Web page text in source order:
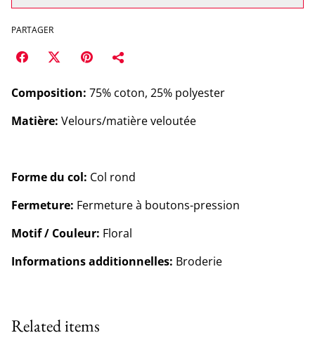
PARTAGER
Composition: 75% coton, 25% polyester
Matière: Velours/matière veloutée
Forme du col: Col rond
Fermeture: Fermeture à boutons-pression
Motif / Couleur: Floral
Informations additionnelles: Broderie
Related items